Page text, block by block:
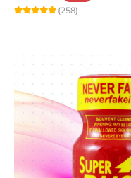
(258)